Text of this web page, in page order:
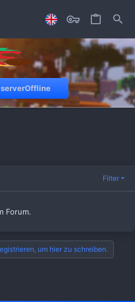
Filter
Forum.
um hier zu schreiben.